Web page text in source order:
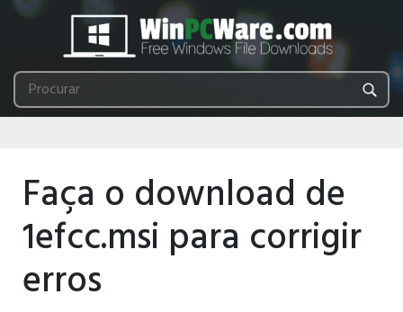
Faça o download de
1efcc.msi para corrigir
erros